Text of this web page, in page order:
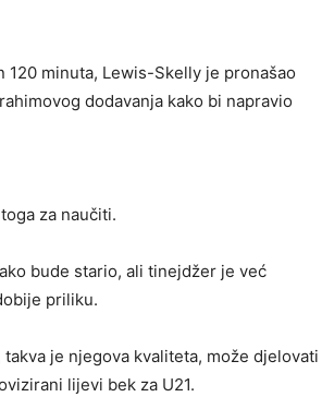
120 minuta, Lewis-Skelly je pronašao
dodavanja kako bi napravio
za naučiti.
bude stario, ali tinejdžer je već
priliku.
je njegova kvaliteta, može djelovati
lijevi bek za U21.